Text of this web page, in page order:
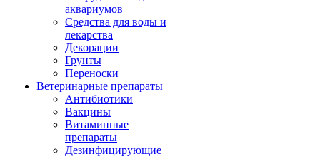
аквариумов
Средства для воды и
лекарства
Декорации
Грунты
Переноски
Ветеринарные препараты
Антибиотики
Вакцины
Витаминные
препараты
Дезинфицирующие